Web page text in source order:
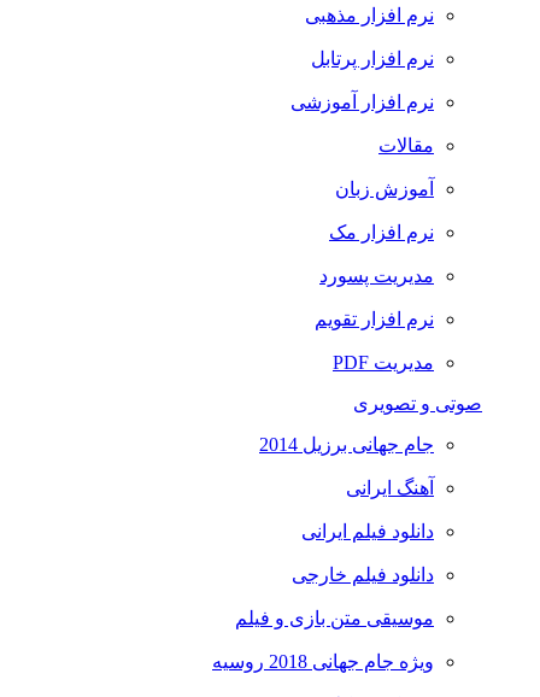
نرم افزار مذهبی
نرم افزار پرتابل
نرم افزار آموزشی
مقالات
آموزش زبان
نرم افزار مک
مدیریت پسورد
نرم افزار تقویم
مدیریت PDF
صوتی و تصویری
جام جهانی برزیل 2014
آهنگ ایرانی
دانلود فیلم ایرانی
دانلود فیلم خارجی
موسیقی متن بازی و فیلم
ویژه جام جهانی 2018 روسیه